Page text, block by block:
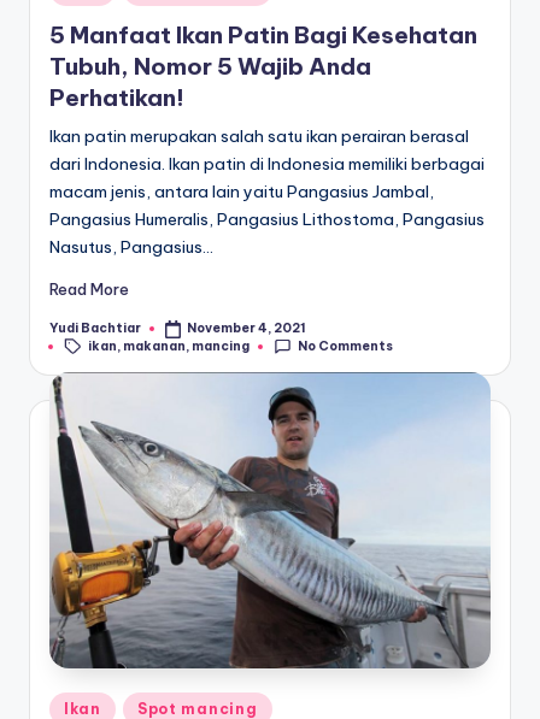
in
5 Manfaat Ikan Patin Bagi Kesehatan
Tubuh, Nomor 5 Wajib Anda
Perhatikan!
Ikan patin merupakan salah satu ikan perairan berasal
dari Indonesia. Ikan patin di Indonesia memiliki berbagai
macam jenis, antara lain yaitu Pangasius Jambal,
Pangasius Humeralis, Pangasius Lithostoma, Pangasius
Nasutus, Pangasius…
Read More
Posted
by
Yudi Bachtiar November 4, 2021
Tags:
ikan, makanan, mancing No Comments
Posted
Ikan Spot mancing